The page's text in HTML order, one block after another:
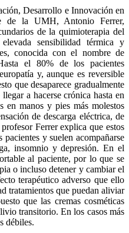
Desarrollo e Innovación en
de la UMH, Antonio Ferrer,
de la quimioterapia del
sensibilidad térmica y
conocida con el nombre de
el 80% de los pacientes
y, aunque es reversible
que desaparece gradualmente
a hacerse crónica hasta en
en manos y pies más molestos
de descarga eléctrica, de
Ferrer explica que estos
y suelen acompañarse
insomnio y depresión. En el
al paciente, por lo que se
o incluso detener y cambiar el
terapéutico adverso que ello
tratamientos que puedan aliviar
que las cremas cosméticas
transitorio. En los casos más
débiles.